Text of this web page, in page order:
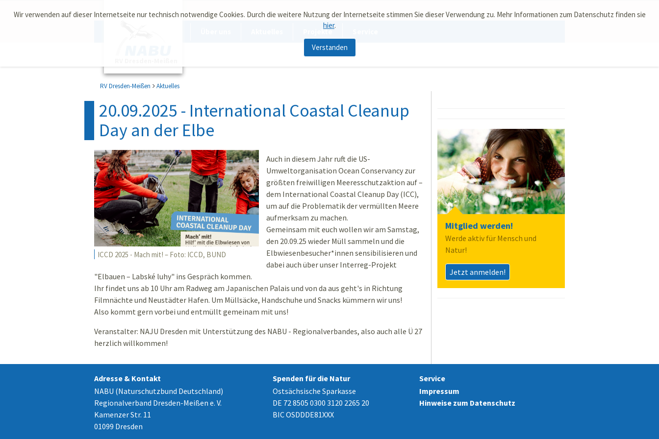
Wir verwenden auf dieser Internetseite nur technisch notwendige Cookies. Durch die weitere Nutzung der Internetseite stimmen Sie dieser Verwendung zu. Mehr Informationen zum Datenschutz finden sie
hier.
Verstanden
Projekte
RV Dresden-Meißen Aktuelles
20.09.2025 - International Coastal Cleanup
Day an der Elbe
ICCD 2025 - Mach mit! – Foto: ICCD, BUND
Auch in diesem Jahr ruft die US-
Umweltorganisation Ocean Conservancy zur
größten freiwilligen Meeresschutzaktion auf –
dem International Coastal Cleanup Day (ICC),
um auf die Problematik der vermüllten Meere
aufmerksam zu machen.
Gemeinsam mit euch wollen wir am Samstag,
den 20.09.25 wieder Müll sammeln und die
Elbwiesenbesucher*innen sensibilisieren und
dabei auch über unser Interreg-Projekt
"Elbauen – Labské luhy" ins Gespräch kommen.
Ihr findet uns ab 10 Uhr am Radweg am Japanischen Palais und von da aus geht's in Richtung
Filmnächte und Neustädter Hafen. Um Müllsäcke, Handschuhe und Snacks kümmern wir uns!
Also kommt gern vorbei und entmüllt gemeinam mit uns!
Veranstalter: NAJU Dresden mit Unterstützung des NABU - Regionalverbandes, also auch alle Ü 27
herzlich willkommen!
Mitglied werden!
Werde aktiv für Mensch und
Natur!
Jetzt anmelden!
Adresse & Kontakt
NABU (Naturschutzbund Deutschland)
Regionalverband Dresden-Meißen e. V.
Kamenzer Str. 11
01099 Dresden
Spenden für die Natur
Ostsächsische Sparkasse
DE 72 8505 0300 3120 2265 20
BIC OSDDDE81XXX
Service
Impressum
Hinweise zum Datenschutz